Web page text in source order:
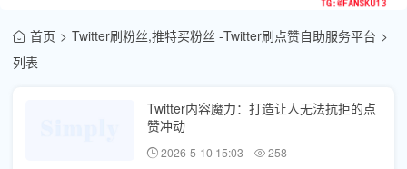
首页
Twitter刷粉丝,推特买粉丝 -Twitter刷点赞自助服务平台
列表
Twitter内容魔力：打造让人无法抗拒的点
赞冲动
2026-5-10 15:03 258